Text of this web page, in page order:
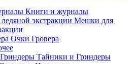
Книги и журналы
Мешки для
Очки Гровера
Тайники и Гриндеры